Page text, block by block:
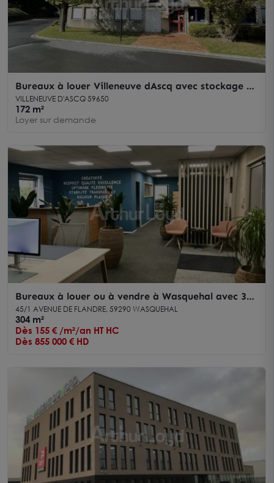
Bureaux à louer Villeneuve dAscq avec stockage et
6 places de parking
VILLENEUVE D'ASCQ 59650
172 m²
Loyer sur demande
Bureaux à louer ou à vendre à Wasquehal avec 33
places de parking privatives
45/1 AVENUE DE FLANDRE, 59290 WASQUEHAL
304 m²
Dès 155 € /m²/an HT HC
Dès 855 000 € HD